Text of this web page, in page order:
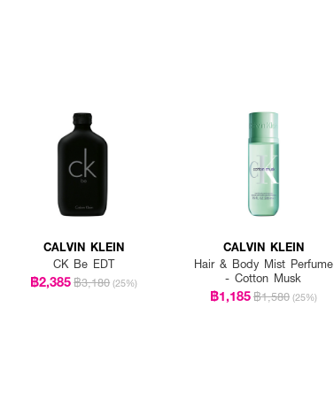
CALVIN KLEIN
CK Be EDT
฿2,385฿3,180 (25%)
CALVIN KLEIN
Hair & Body Mist Perfume
- Cotton Musk
฿1,185฿1,580 (25%)